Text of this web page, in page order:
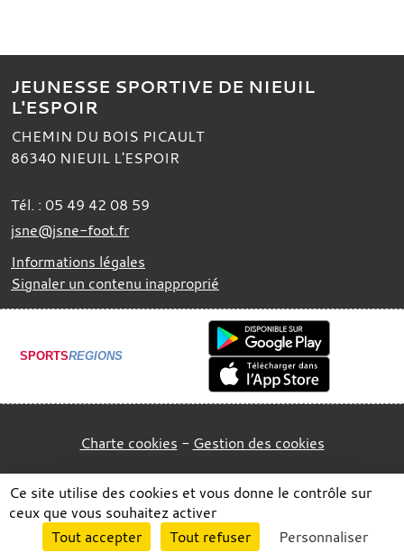
JEUNESSE SPORTIVE DE NIEUIL
L'ESPOIR
CHEMIN DU BOIS PICAULT
86340 NIEUIL L'ESPOIR
Tél. : 05 49 42 08 59
jsne@jsne-foot.fr
Informations légales
Signaler un contenu inapproprié
SPORTSREGIONS
Charte cookies Gestion des cookies
Envie de participer ? Connexion
Ce site utilise des cookies et vous donne le contrôle sur
ceux que vous souhaitez activer
Tout accepter
Tout refuser Personnaliser